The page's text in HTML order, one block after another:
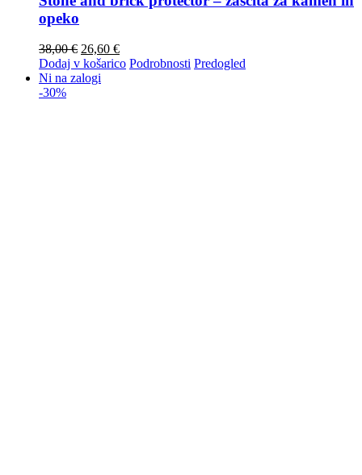
opeko
38,00€ 26,60 €
Dodaj v košarico Podrobnosti Predogled
Ni na zalogi
-30%